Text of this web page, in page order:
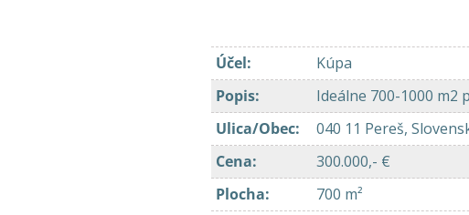
Účel:
Kúpa
Popis:
Ideálne 700-1000 m2
Ulica/Obec:
040 11 Pereš,
Cena:
300.000,- €
Plocha: 700 m²